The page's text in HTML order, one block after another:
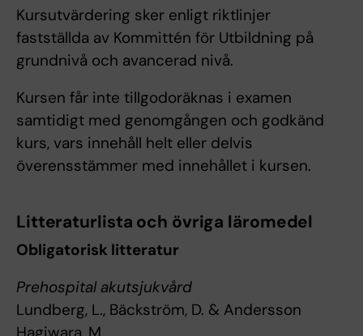
Kursutvärdering sker enligt riktlinjer
fastställda av Kommittén för Utbildning på
grundnivå och avancerad nivå.
Kursen får inte tillgodoräknas i examen
samtidigt med genomgången och godkänd
kurs, vars innehåll helt eller delvis
överensstämmer med innehållet i kursen.
Litteraturlista och övriga läromedel
Obligatorisk litteratur
Prehospital akutsjukvård
Lundberg, L., Bäckström, D. & Andersson